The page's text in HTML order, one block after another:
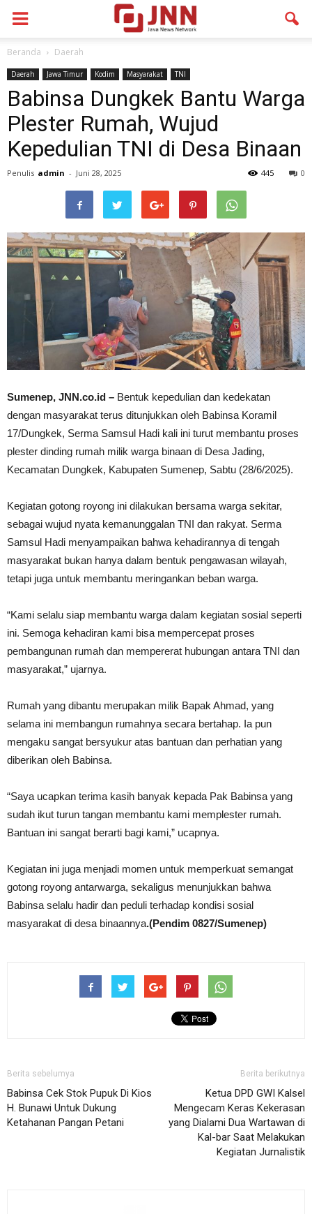
Beranda Daerah
Daerah Jawa Timur Kodim Masyarakat TNI
Babinsa Dungkek Bantu Warga
Plester Rumah, Wujud
Kepedulian TNI di Desa Binaan
Penulis admin - Juni 28, 2025 0
445
Sumenep, JNN.co.id – Bentuk kepedulian dan kedekatan
dengan masyarakat terus ditunjukkan oleh Babinsa Koramil
17/Dungkek, Serma Samsul Hadi kali ini turut membantu proses
plester dinding rumah milik warga binaan di Desa Jading,
Kecamatan Dungkek, Kabupaten Sumenep, Sabtu (28/6/2025).
Kegiatan gotong royong ini dilakukan bersama warga sekitar,
sebagai wujud nyata kemanunggalan TNI dan rakyat. Serma
Samsul Hadi menyampaikan bahwa kehadirannya di tengah
masyarakat bukan hanya dalam bentuk pengawasan wilayah,
tetapi juga untuk membantu meringankan beban warga.
“Kami selalu siap membantu warga dalam kegiatan sosial seperti
ini. Semoga kehadiran kami bisa mempercepat proses
pembangunan rumah dan mempererat hubungan antara TNI dan
masyarakat,” ujarnya.
Rumah yang dibantu merupakan milik Bapak Ahmad, yang
selama ini membangun rumahnya secara bertahap. Ia pun
mengaku sangat bersyukur atas bantuan dan perhatian yang
diberikan oleh Babinsa.
“Saya ucapkan terima kasih banyak kepada Pak Babinsa yang
sudah ikut turun tangan membantu kami memplester rumah.
Bantuan ini sangat berarti bagi kami,” ucapnya.
Kegiatan ini juga menjadi momen untuk memperkuat semangat
gotong royong antarwarga, sekaligus menunjukkan bahwa
Babinsa selalu hadir dan peduli terhadap kondisi sosial
masyarakat di desa binaannya.(Pendim 0827/Sumenep)
Berita sebelumya
Babinsa Cek Stok Pupuk Di Kios
H. Bunawi Untuk Dukung
Ketahanan Pangan Petani
Berita berikutnya
Ketua DPD GWI Kalsel
Mengecam Keras Kekerasan
yang Dialami Dua Wartawan di
Kal-bar Saat Melakukan
Kegiatan Jurnalistik